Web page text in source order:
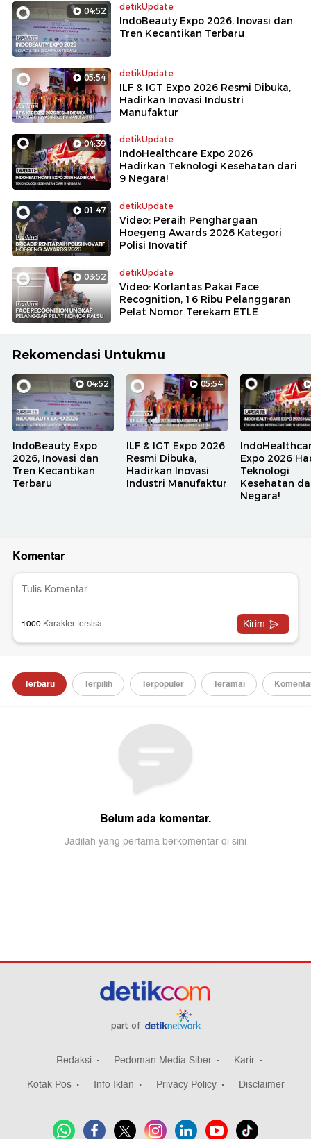
04:52 detikUpdate
IndoBeauty Expo 2026, Inovasi dan
Tren Kecantikan Terbaru
05:54 detikUpdate
ILF & IGT Expo 2026 Resmi Dibuka,
Hadirkan Inovasi Industri
Manufaktur
04:39 detikUpdate
IndoHealthcare Expo 2026
Hadirkan Teknologi Kesehatan dari
9 Negara!
01:47 detikUpdate
Video: Peraih Penghargaan
Hoegeng Awards 2026 Kategori
Polisi Inovatif
03:52 detikUpdate
Video: Korlantas Pakai Face
Recognition, 16 Ribu Pelanggaran
Pelat Nomor Terekam ETLE
Rekomendasi Untukmu
04:52
IndoBeauty Expo
2026, Inovasi dan
Tren Kecantikan
Terbaru
05:54
ILF & IGT Expo 2026
Resmi Dibuka,
Hadirkan Inovasi
Industri Manufaktur
Expo 2026
Teknologi
Kesehatan
Negara!
part of
Redaksi Pedoman Media Siber
Karir
Kotak Pos
Info Iklan Privacy Policy Disclaimer